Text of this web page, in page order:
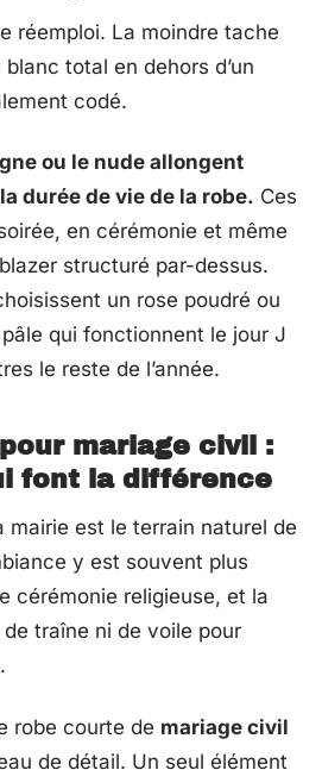
réemploi. La moindre tache
total en dehors d’un
codé.
ou le nude allongent
durée de vie de la robe. Ces
en cérémonie et même
structuré par-dessus.
un rose poudré ou
qui fonctionnent le jour J
le reste de l’année.
mariage civil :
font la différence
mairie est le terrain naturel de
y est souvent plus
cérémonie religieuse, et la
de traîne ni de voile pour
robe courte de mariage civil
de détail. Un seul élément